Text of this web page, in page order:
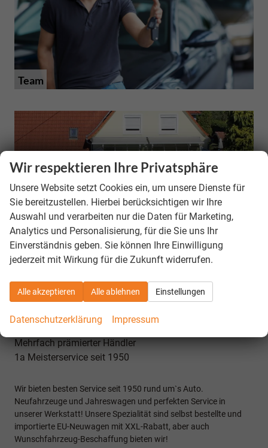
Team
Kontakt
Mehrfach prämierter Händler
1a Meisterservice seit 1950
Wir bieten besten Service seit 1950 rund um`s Auto.
Neufahrzeuge und Jahreswagen und perfekten Service in
unserer Werkstatt! Unsere Spezialität sind selbst bestellte und
importierte EU-Neuwagen mit XXL-Rabatt, aber auch
Wunschfahrzeug-Beschaffung bieten wir!
Wir respektieren Ihre Privatsphäre
Unsere Website setzt Cookies ein, um unsere Dienste für
Sie bereitzustellen. Hierbei berücksichtigen wir Ihre
Auswahl und verarbeiten nur die Daten für Marketing,
Analytics und Personalisierung, für die Sie uns Ihr
Einverständnis geben. Sie können Ihre Einwilligung
jederzeit mit Wirkung für die Zukunft widerrufen.
Alle akzeptieren Alle ablehnen Einstellungen
Datenschutzerklärung Impressum